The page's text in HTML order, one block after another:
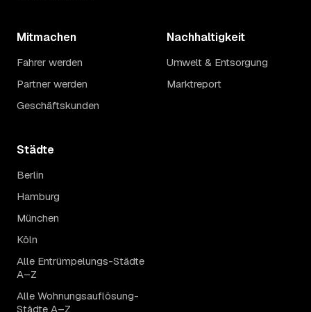
Mitmachen
Fahrer werden
Partner werden
Geschäftskunden
Nachhaltigkeit
Umwelt & Entsorgung
Marktreport
Städte
Berlin
Hamburg
München
Köln
Alle Entrümpelungs-Städte
A–Z
Alle Wohnungsauflösung-
Städte A–Z